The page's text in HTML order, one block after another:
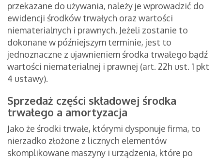
przekazane do używania, należy je wprowadzić do
ewidencji środków trwałych oraz wartości
niematerialnych i prawnych. Jeżeli zostanie to
dokonane w późniejszym terminie, jest to
jednoznaczne z ujawnieniem środka trwałego bądź
wartości niematerialnej i prawnej (art. 22h ust. 1 pkt
4 ustawy).
Sprzedaż części składowej środka
trwałego a amortyzacja
Jako że środki trwałe, którymi dysponuje firma, to
nierzadko złożone z licznych elementów
skomplikowane maszyny i urządzenia, które po